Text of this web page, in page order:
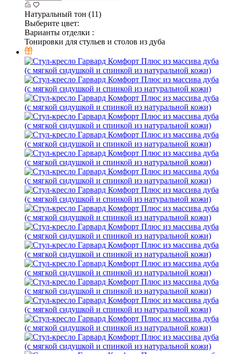
Натуральный тон (11)
Выберите цвет:
Варианты отделки :
Тонировки для стульев и столов из дуба